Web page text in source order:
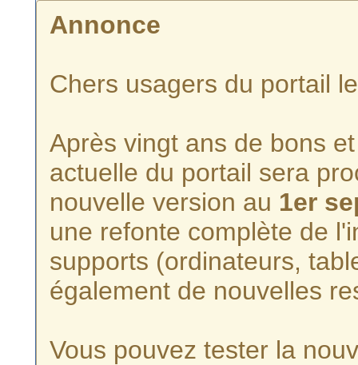
Annonce
Chers usagers du portail
Après vingt ans de bons
actuelle du portail sera
nouvelle version au 1er
une refonte complète de
supports (ordinateurs,
également de nouvelles
Vous pouvez tester la